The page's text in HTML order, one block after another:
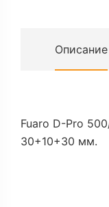
Описание
Fuaro D-Pro
30+10+30 мм.